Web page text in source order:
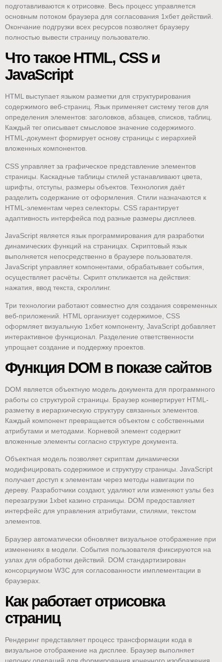
подготавливаются к отрисовке. Весь процесс управляется
основным потоком браузера для согласования 1хбет действий.
Окончание подгрузки всех ресурсов позволяет браузеру
полностью вывести страницу пользователю.
Что такое HTML, CSS и
JavaScript
HTML выступает языком разметки для структурирования
содержимого веб-страниц. Язык применяет систему тегов для
определения элементов: заголовков, абзацев, списков, таблиц.
Каждый тег описывает смысловое значение содержимого.
HTML-документ формирует основу страницы с иерархией
вложенных компонентов.
CSS управляет за графическое представление элементов
страницы. Каскадные таблицы стилей устанавливают цвета,
шрифты, отступы, размеры объектов. Технология даёт
разделить содержание от оформления. Стили назначаются к
HTML-элементам через селекторы. CSS гарантирует
адаптивность интерфейса под разные размеры дисплеев.
JavaScript является язык программирования для разработки
динамических функций на страницах. Скриптовый язык
выполняется непосредственно в браузере пользователя.
JavaScript управляет компонентами, обрабатывает события,
осуществляет расчёты. Скрипт откликается на действия:
нажатия, ввод текста, скроллинг.
Три технологии работают совместно для создания современных
веб-приложений. HTML организует содержимое, CSS
оформляет визуальную 1хбет компоненту, JavaScript добавляет
интерактивное функционал. Разделение ответственности
упрощает создание и поддержку проектов.
Функция DOM в показе сайтов
DOM является объектную модель документа для программного
работы со структурой страницы. Браузер конвертирует HTML-
разметку в иерархическую структуру связанных элементов.
Каждый компонент превращается объектом с собственными
атрибутами и методами. Корневой элемент содержит
вложенные элементы согласно структуре документа.
Объектная модель позволяет скриптам динамически
модифицировать содержимое и структуру страницы. JavaScript
получает доступ к элементам через методы навигации по
дереву. Разработчики создают, удаляют или изменяют узлы без
перезагрузки 1xbet казино страницы. DOM предоставляет
интерфейс для управления атрибутами, стилями, текстом
элементов.
Браузер автоматически обновляет визуальное отображение при
изменениях в модели. События пользователя фиксируются на
узлах для обработки действий. DOM стандартизирован
консорциумом W3C для согласованности имплементации в
браузерах.
Как работает отрисовка
страниц
Рендеринг представляет процесс трансформации кода в
визуальное отображение на дисплее. Браузер выполняет